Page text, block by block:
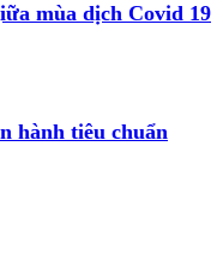
mùa dịch Covid 19
hành tiêu chuẩn